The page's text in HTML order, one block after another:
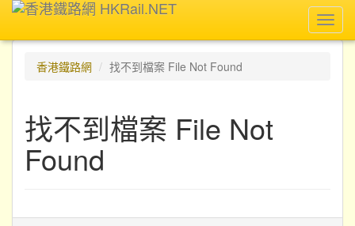
香港鐵路網
找不到檔案 File Not Found
找不到檔案 File Not
Found